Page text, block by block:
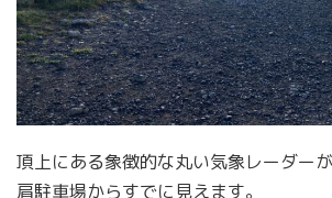
頂上にある象徴的な丸い気象レーダー
肩駐車場からすでに見えます。